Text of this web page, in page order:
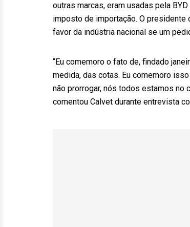
outras marcas, eram usadas pela
imposto de importação. O presidente
favor da indústria nacional se um
“Eu comemoro o fato de, findado
medida, das cotas. Eu comemoro
não prorrogar, nós todos estamos no
comentou Calvet durante entrevista